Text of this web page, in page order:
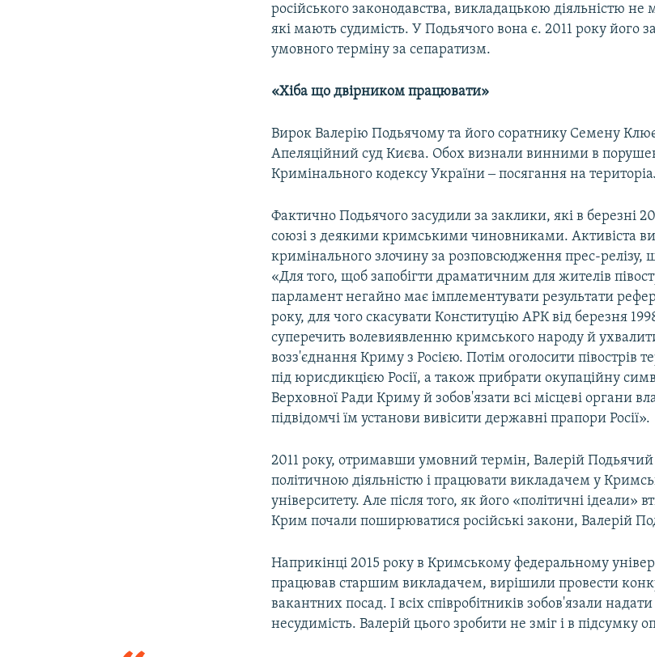
російського законодавства, викладацькою діяльністю
які мають судимість. У Подьячого вона є. 2011 року його
умовного терміну за сепаратизм.
«Хіба що двірником працювати»
Вирок Валерію Подьячому та його соратнику Семену
Апеляційний суд Києва. Обох визнали винними в
Кримінального кодексу України ‒ посягання на
Фактично Подьячого засудили за заклики, які в березні
союзі з деякими кримськими чиновниками. Активіста
кримінального злочину за розповсюдження прес-релізу,
«Для того, щоб запобігти драматичним для жителів
парламент негайно має імплементувати результати
року, для чого скасувати Конституцію АРК від березня
суперечить волевиявленню кримського народу й
возз'єднання Криму з Росією. Потім оголосити півострів
під юрисдикцією Росії, а також прибрати окупаційну
Верховної Ради Криму й зобов'язати всі місцеві органи
підвідомчі їм установи вивісити державні прапори Росії».
2011 року, отримавши умовний термін, Валерій
політичною діяльністю і працювати викладачем у
університету. Але після того, як його «політичні ідеали»
Крим почали поширюватися російські закони, Валерій
Наприкінці 2015 року в Кримському федеральному
працював старшим викладачем, вирішили провести
вакантних посад. І всіх співробітників зобов'язали
несудимість. Валерій цього зробити не зміг і в підсумку